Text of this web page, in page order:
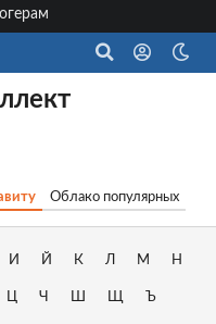
Облако популярных
И Й К Л М Н
Ц Ч Ш Щ Ъ